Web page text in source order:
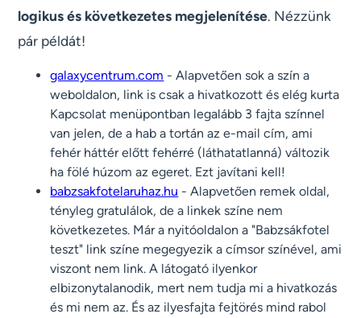
logikus és következetes megjelenítése. Nézzünk
pár példát!
galaxycentrum.com - Alapvetően sok a szín a
weboldalon, link is csak a hivatkozott és elég kurta
Kapcsolat menüpontban legalább 3 fajta színnel
van jelen, de a hab a tortán az e-mail cím, ami
fehér háttér előtt fehérré (láthatatlanná) változik
ha fölé húzom az egeret. Ezt javítani kell!
babzsakfotelaruhaz.hu - Alapvetően remek oldal,
tényleg gratulálok, de a linkek színe nem
következetes. Már a nyitóoldalon a "Babzsákfotel
teszt" link színe megegyezik a címsor színével, ami
viszont nem link. A látogató ilyenkor
elbizonytalanodik, mert nem tudja mi a hivatkozás
és mi nem az. És az ilyesfajta fejtörés mind rabol